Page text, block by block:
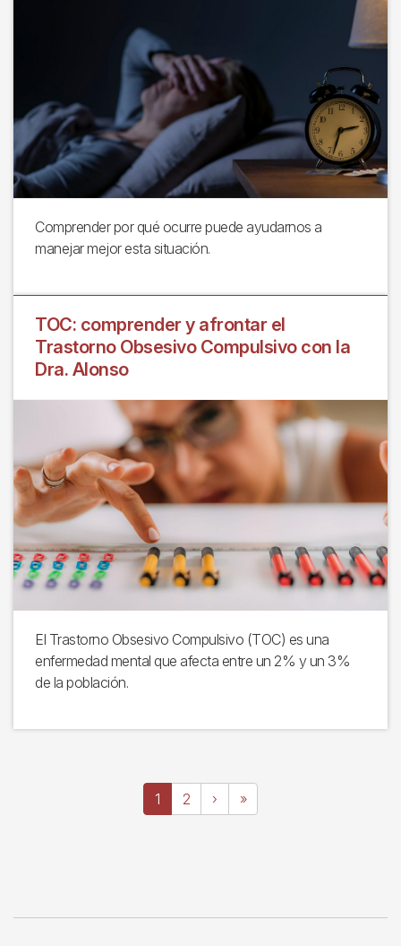
Comprender por qué ocurre puede ayudarnos a
manejar mejor esta situación.
TOC: comprender y afrontar el
Trastorno Obsesivo Compulsivo con la
Dra. Alonso
El Trastorno Obsesivo Compulsivo (TOC) es una
enfermedad mental que afecta entre un 2% y un 3%
de la población.
Página
actual
1 Page
2
Siguiente
página
›
Última
página
»